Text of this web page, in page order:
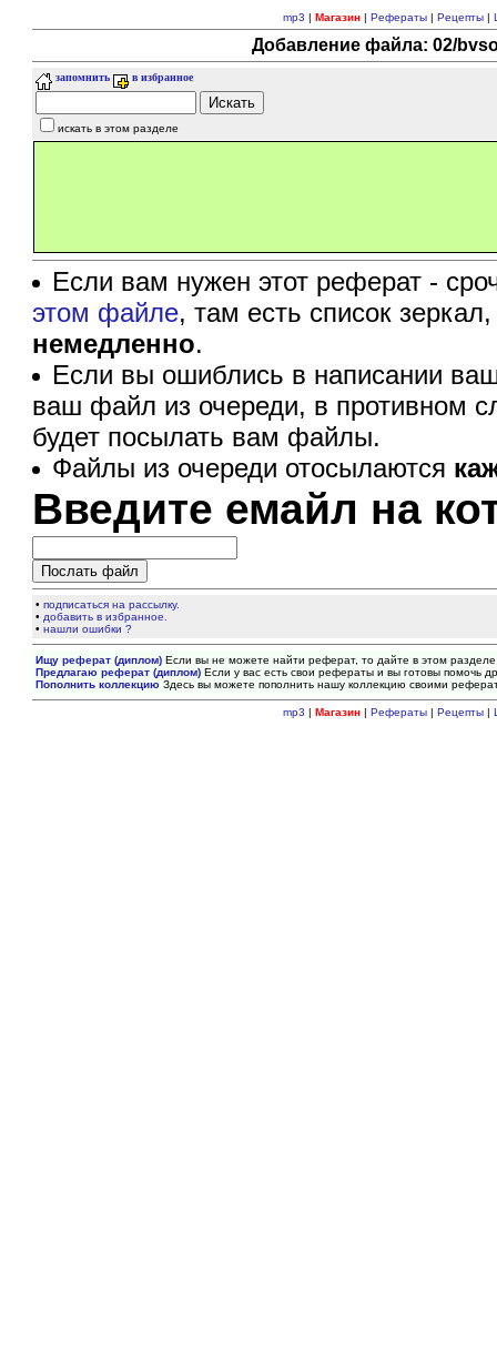
mp3 | Магазин| Рефераты| Рецепты|
Добавление файла: 02/
запомнить в избранное
искать в этом разделе
Если вам нужен этот реферат -
этом файле, там есть список
немедленно.
Если вы ошиблись в написании
ваш файл из очереди, в противном
будет посылать вам файлы.
Файлы из очереди отосылаются
Введите емайл на
•подписаться на рассылку.
• добавить в избранное.
•нашли ошибки ?
Ищу реферат (диплом) Если вы не можете найти реферат, то дайте в этом
Предлагаю реферат (диплом) Если у вас есть свои рефераты и вы готовы помочь
Пополнить коллекцию Здесь вы можете пополнить нашу коллекцию своими
mp3 | Магазин| Рефераты| Рецепты|